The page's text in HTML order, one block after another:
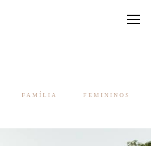
FAMÍLIA FEMININOS